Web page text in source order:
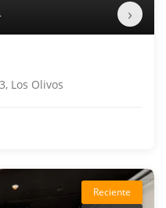
›
Los Olivos
Reciente